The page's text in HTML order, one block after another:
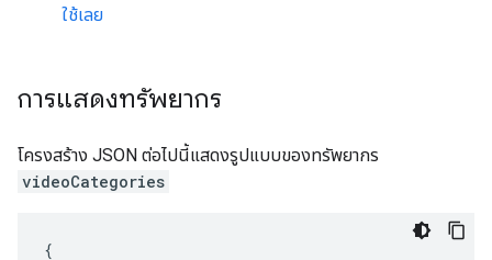
ใช้เลย
การแสดงทรัพยากร
โครงสร้าง JSON ต่อไปนี้แสดงรูปแบบของทรัพยากร
videoCategories